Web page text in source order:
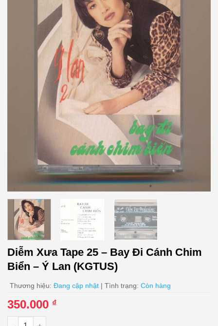
Diễm Xưa Tape 25 – Bay Đi Cánh Chim
Biển – Ý Lan (KGTUS)
Thương hiệu: Đang cập nhật | Tình trạng: Còn hàng
350.000 ₫
Diễm Xưa Tape 25 - Bay Đi Cánh Chim Biển - Ý Lan (KGTUS)